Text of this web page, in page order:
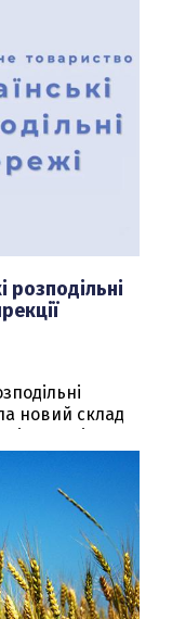
розподільні
новий склад
мережі».